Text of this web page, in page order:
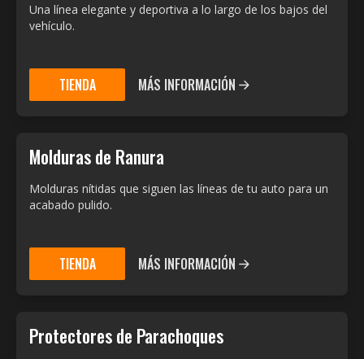
Una línea elegante y deportiva a lo largo de los bajos del
vehículo.
TIENDA MÁS INFORMACIÓN
Molduras de Ranura
Molduras nítidas que siguen las líneas de tu auto para un
acabado pulido.
TIENDA MÁS INFORMACIÓN
Protectores de Parachoques